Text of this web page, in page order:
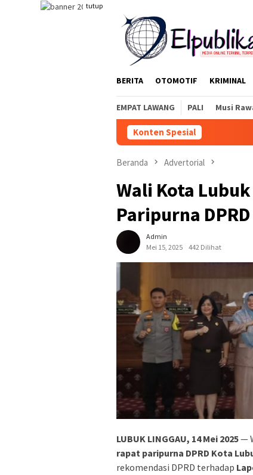
tutup
BERITA OTOMOTIF KRIMINAL
EMPAT LAWANG PALI Musi
Konten Spesial
Beranda Advertorial
Wali Kota
Paripurna DPRD
Admin
Mei 15, 2025
442 Dilihat
LUBUK LINGGAU, 14 Mei 2025—
rapat paripurna DPRD Kota
rekomendasi DPRD terhadap